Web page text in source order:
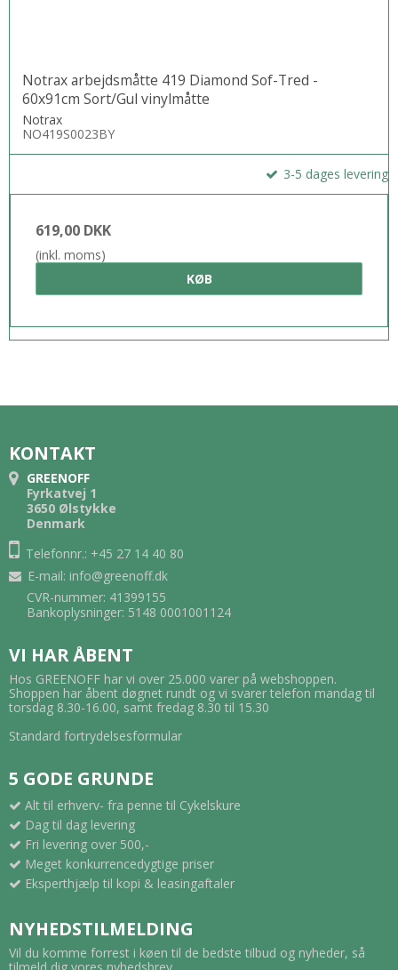
Notrax arbejdsmåtte 419 Diamond Sof-Tred -
60x91cm Sort/Gul vinylmåtte
Notrax
NO419S0023BY
3-5 dages levering
619,00 DKK
(inkl. moms)
KØB
KONTAKT
GREENOFF
Fyrkatvej 1
3650 Ølstykke
Denmark
Telefonnr.: +45 27 14 40 80
E-mail: info@greenoff.dk
CVR-nummer: 41399155
Bankoplysninger: 5148 0001001124
VI HAR ÅBENT
Hos GREENOFF har vi over 25.000 varer på webshoppen.
Shoppen har åbent døgnet rundt og vi svarer telefon mandag til
torsdag 8.30-16.00, samt fredag 8.30 til 15.30
Standard fortrydelsesformular
5 GODE GRUNDE
Alt til erhverv- fra penne til Cykelskure
Dag til dag levering
Fri levering over 500,-
Meget konkurrencedygtige priser
Eksperthjælp til kopi & leasingaftaler
NYHEDSTILMELDING
Vil du komme forrest i køen til de bedste tilbud og nyheder, så